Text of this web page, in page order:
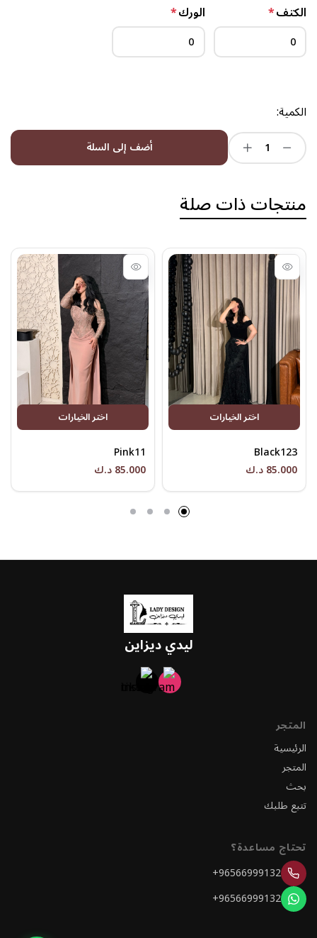
الكتف* الورك*
الكمية:
أضف إلى السلة
منتجات ذات صلة
اختر الخيارات
Black123
85.000 د.ك
اختر الخيارات
Pink11
85.000 د.ك
ليدي ديزاين
المتجر
الرئيسية
المتجر
بحث
تتبع طلبك
تحتاج مساعدة؟
+96566999132
+96566999132